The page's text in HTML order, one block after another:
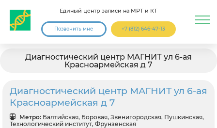
Единый центр записи на МРТ и КТ
Позвонить мне +7 (812) 646-47-13
Диагностический центр МАГНИТ ул 6-ая
Красноармейская д 7
Диагностический центр МАГНИТ ул 6-ая
Красноармейская д 7
Метро: Балтийская, Боровая, Звенигородская, Пушкинская,
Технологический институт, Фрунзенская